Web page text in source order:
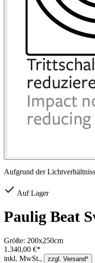
Aufgrund der
Auf Lager
Paulig Beat
Größe: 200x250cm
1.340,00 €*
inkl. MwSt.,
zzgl. Versand*